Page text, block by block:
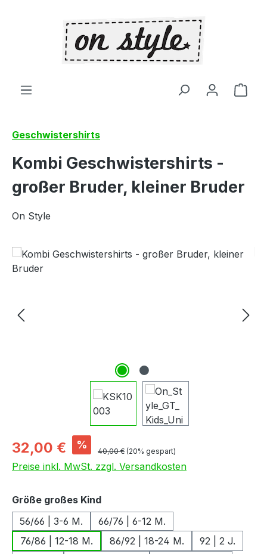
Geschwistershirts
Kombi Geschwistershirts -
großer Bruder, kleiner Bruder
On Style
Bildergalerie überspringen
Verkaufspreis:
32,00 € % Regulärer Preis:
40,00 € (20% gespart)
Preise inkl. MwSt. zzgl. Versandkosten
Größe großes Kindauswählen
56/66 | 3-6 M.
66/76 | 6-12 M.
76/86 | 12-18 M.
86/92 | 18-24 M.
92 | 2 J.